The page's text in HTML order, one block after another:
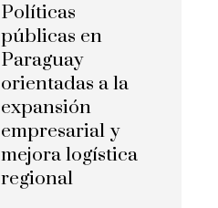
Políticas
públicas en
Paraguay
orientadas a la
expansión
empresarial y
mejora logística
regional